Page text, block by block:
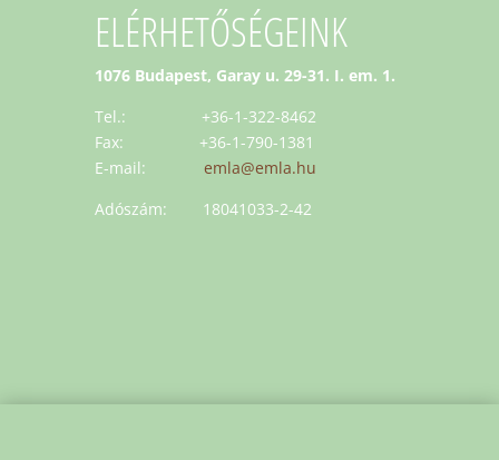
ELÉRHETŐSÉGEINK
1076 Budapest, Garay u. 29-31. I. em. 1.
Tel.: +36-1-322-8462
Fax: +36-1-790-1381
E-mail: emla@emla.hu
Adószám: 18041033-2-42